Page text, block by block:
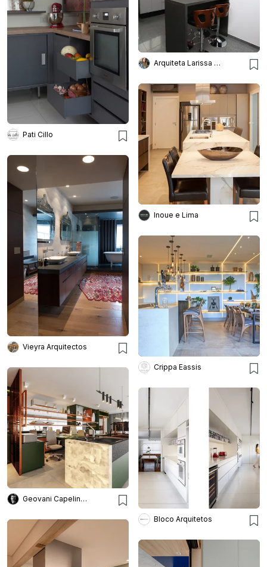
Pati Cillo
Arquiteta Larissa Bellinatti
Inoue e Lima
Vieyra Arquitectos
Crippa Eassis
Geovani Capelina Arquitetura
Bloco Arquitetos